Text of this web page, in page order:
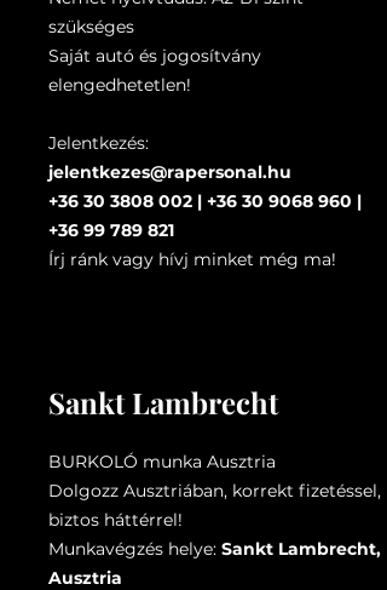
szükséges
Saját autó és jogosítvány
elengedhetetlen!
Jelentkezés:
jelentkezes@rapersonal.hu
+36 30 3808 002 | +36 30 9068 960 |
+36 99 789 821
Írj ránk vagy hívj minket még ma!
Sankt Lambrecht
BURKOLÓ munka Ausztria
Dolgozz Ausztriában, korrekt fizetéssel,
biztos háttérrel!
Munkavégzés helye: Sankt Lambrecht,
Ausztria